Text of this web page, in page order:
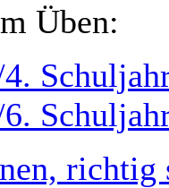
Üben:
richtig